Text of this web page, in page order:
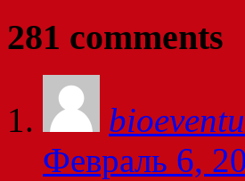
281 comments
Февраль 6,